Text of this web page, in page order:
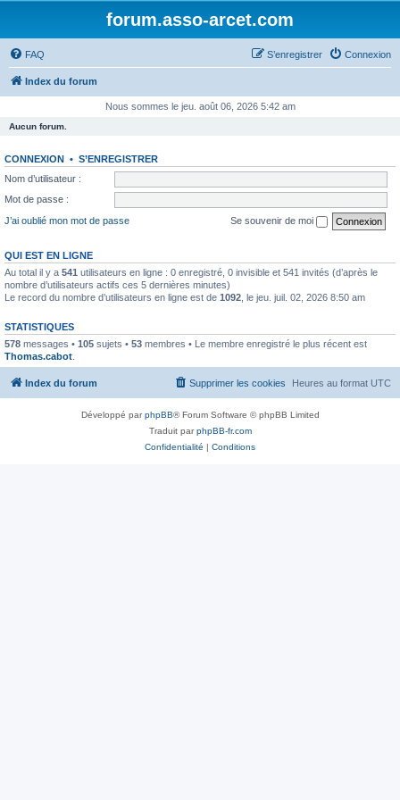
forum.asso-arcet.com
FAQ Connexion
S’enregistrer
Index du forum
Nous sommes le jeu. août 06, 2026 5:42 am
Aucun forum.
CONNEXION • S’ENREGISTRER
Nom d’utilisateur :
Mot de passe :
J’ai oublié mon mot de passe
Se souvenir de moi
QUI EST EN LIGNE
Au total il y a 541 utilisateurs en ligne : 0 enregistré, 0 invisible et 541 invités (d’après le
nombre d’utilisateurs actifs ces 5 dernières minutes)
Le record du nombre d’utilisateurs en ligne est de 1092 , le jeu. juil. 02, 2026 8:50 am
STATISTIQUES
578 messages • 105 sujets • 53 membres • Le membre enregistré le plus récent est
Thomas.cabot
Index du forum Heures au format UTC
Supprimer les cookies
Développé parphpBB® Forum Software © phpBB Limited
Traduit parphpBB-fr.com
Confidentialité | Conditions